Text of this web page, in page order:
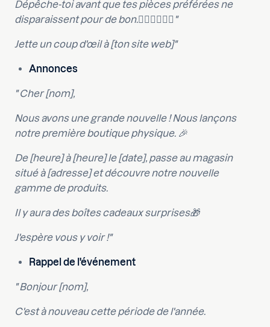
Dépêche-toi avant que tes pièces préférées ne
disparaissent pour de bon.🏃🏻‍♀️🏃🏽‍♂️"
Jette un coup d'œil à [ton site web]"
Annonces
" Cher [nom],
Nous avons une grande nouvelle ! Nous lançons
notre première boutique physique. 🎉
De [heure] à [heure] le [date], passe au magasin
situé à [adresse] et découvre notre nouvelle
gamme de produits.
Il y aura des boîtes cadeaux surprises🎁
J'espère vous y voir !"
Rappel de l'événement
" Bonjour [nom],
C'est à nouveau cette période de l'année.